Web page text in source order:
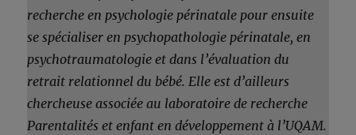
recherche en psychologie périnatale pour ensuite
se spécialiser en psychopathologie périnatale, en
psychotraumatologie et dans l’évaluation du
retrait relationnel du bébé. Elle est d’ailleurs
chercheuse associée au laboratoire de recherche
Parentalités et enfant en développement à l’UQAM.